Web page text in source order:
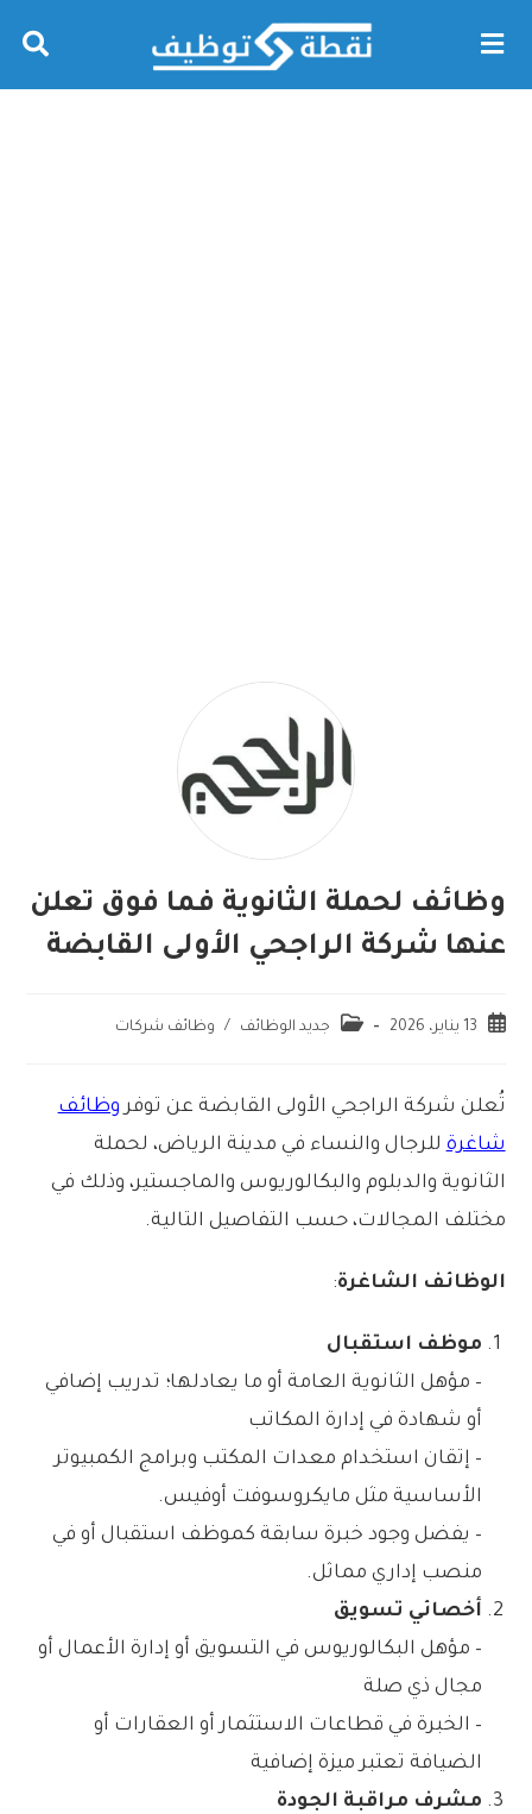
وظائف لحملة الثانوية فما فوق تعلن
عنها شركة الراجحي الأولى القابضة
13 يناير، 2026 جديد الوظائف / وظائف شركات
تُعلن شركة الراجحي الأولى القابضة عن توفر وظائف
شاغرة للرجال والنساء في مدينة الرياض، لحملة
الثانوية والدبلوم والبكالوريوس والماجستير، وذلك في
مختلف المجالات، حسب التفاصيل التالية.
الوظائف الشاغرة:
موظف استقبال
– مؤهل الثانوية العامة أو ما يعادلها؛ تدريب إضافي
أو شهادة في إدارة المكاتب
– إتقان استخدام معدات المكتب وبرامج الكمبيوتر
الأساسية مثل مايكروسوفت أوفيس.
– يفضل وجود خبرة سابقة كموظف استقبال أو في
منصب إداري مماثل.
أخصائي تسويق
– مؤهل البكالوريوس في التسويق أو إدارة الأعمال أو
مجال ذي صلة
– الخبرة في قطاعات الاستثمار أو العقارات أو
الضيافة تعتبر ميزة إضافية
مشرف مراقبة الجودة